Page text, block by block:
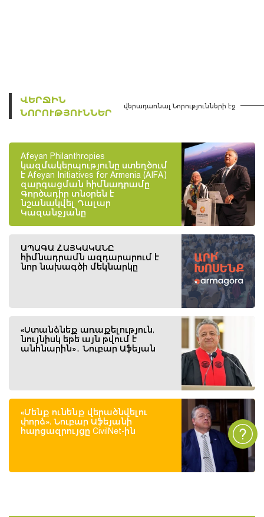
ՎԵՐՋԻՆ
ՆՈՐՈՒԹՅՈՒՆՆԵՐ
վերադառնալ Նորությունների էջ
Afeyan Philanthropies
կազմակերպությունը ստեղծում
է Afeyan Initiatives for Armenia (AIFA)
զարգացման հիմնադրամը
Գործադիր տնօրեն է
նշանակվել Դալար
Կազանջյանը
ԱՊԱԳԱ ՀԱՅԿԱԿԱՆԸ
հիմնադրամն ազդարարում է
նոր նախագծի մեկնարկը
«Ստանձնեք առաքելություն,
նույնիսկ եթե այն թվում է
անհնարին»․ Նուբար Աֆեյան
«Մենք ունենք վերածնվելու
փորձ». Նուբար Աֆեյանի
հարցազրույցը CivilNet-ին